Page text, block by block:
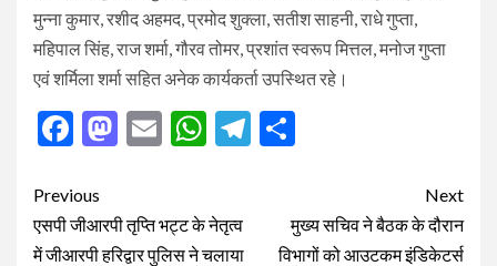
मुन्ना कुमार, रशीद अहमद, प्रमोद शुक्ला, सतीश साहनी, राधे गुप्ता,
महिपाल सिंह, राज शर्मा, गौरव तोमर, प्रशांत स्वरूप मित्तल, मनोज गुप्ता
एवं शर्मिला शर्मा सहित अनेक कार्यकर्ता उपस्थित रहे।
Facebook
Mastodon
EmailWhatsApp
Telegram
Post
navigation
Previous
एसपी जीआरपी तृप्ति भट्ट के नेतृत्व
में जीआरपी हरिद्वार पुलिस ने चलाया
Next
मुख्य सचिव ने बैठक के दौरान
विभागों को आउटकम इंडिकेटर्स